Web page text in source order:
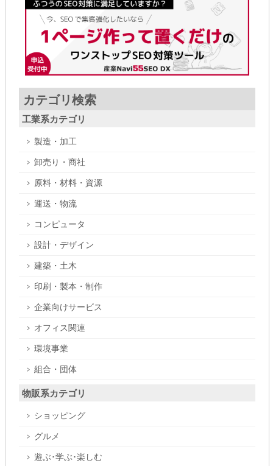
カテゴリ検索
工業系カテゴリ
製造・加工
卸売り・商社
原料・材料・資源
運送・物流
コンピュータ
設計・デザイン
建築・土木
印刷・製本・制作
企業向けサービス
オフィス関連
環境事業
組合・団体
物販系カテゴリ
ショッピング
グルメ
遊ぶ･学ぶ･楽しむ